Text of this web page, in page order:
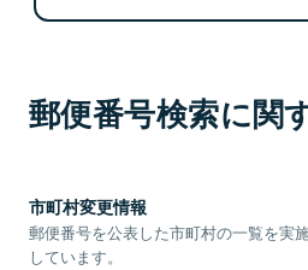
郵便番号検索に関
市町村変更情報
郵便番号を公表した市町村の一覧を実
しています。